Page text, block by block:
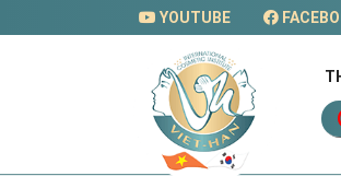
to
YOUTUBE